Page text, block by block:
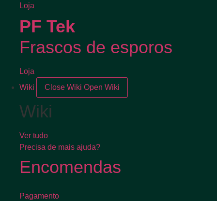
Loja
PF Tek
Frascos de esporos
Loja
Wiki
Close Wiki Open Wiki
Wiki
Ver tudo
Precisa de mais ajuda?
Encomendas
Pagamento